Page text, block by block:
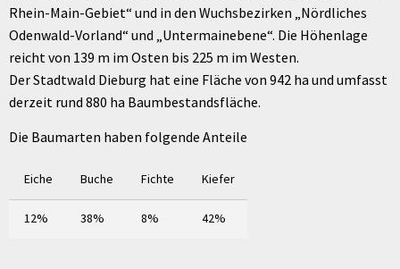
Rhein-Main-Gebiet“ und in den Wuchsbezirken „Nördliches
Odenwald-Vorland“ und „Untermainebene“. Die Höhenlage
reicht von 139 m im Osten bis 225 m im Westen.
Der Stadtwald Dieburg hat eine Fläche von 942 ha und umfasst
derzeit rund 880 ha Baumbestandsfläche.
Die Baumarten haben folgende Anteile
Eiche Buche Fichte Kiefer
12% 38% 8% 42%